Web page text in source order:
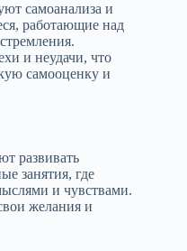
самоанализа и
работающие над
и неудачи, что
самооценку и
развивать
занятия, где
и чувствами.
желания и